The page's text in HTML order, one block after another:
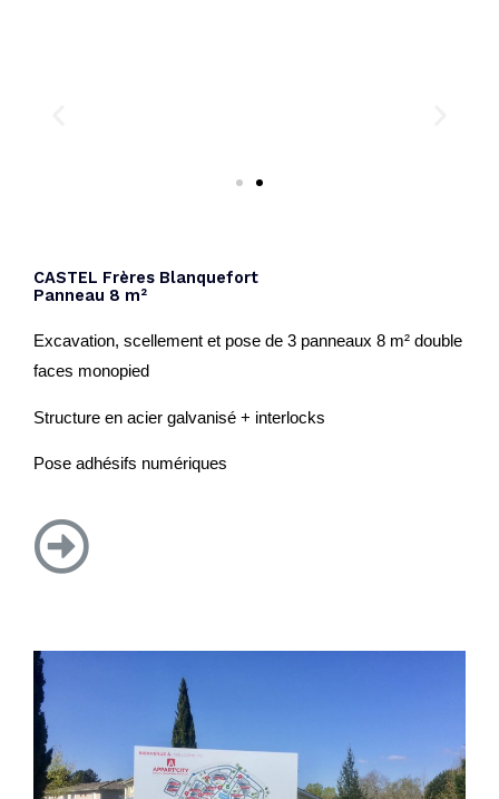
CASTEL Frères Blanquefort
Panneau 8 m²
Excavation, scellement et pose de 3 panneaux 8 m² double
faces monopied
Structure en acier galvanisé + interlocks
Pose adhésifs numériques